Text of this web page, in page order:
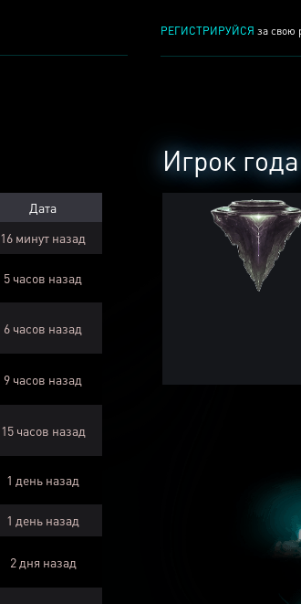
РЕГИСТРИРУЙСЯ за свою
Игрок
Дата
16 минут назад
5 часов назад
6 часов назад
9 часов назад
15 часов назад
1 день назад
1 день назад
2 дня назад